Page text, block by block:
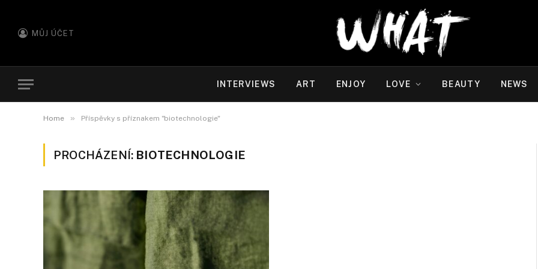
MŮJ ÚČET
INTERVIEWS ART ENJOY LOVE BEAUTY NEWS
Home » Příspěvky s příznakem "biotechnologie"
PROCHÁZENÍ: BIOTECHNOLOGIE